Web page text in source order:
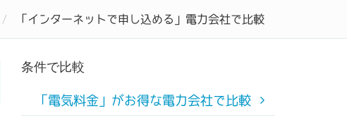
「インターネットで申し込める」電力会社で比較
条件で比較
「電気料金」がお得な電力会社で比較